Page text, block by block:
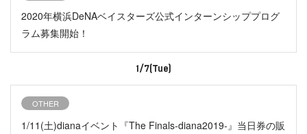
2020年横浜DeNAベイスターズ公式インターンシッププログ
ラム募集開始！
1/7(Tue)
OTHER
1/11(土)dianaイベント『The Finals-diana2019-』当日券の販